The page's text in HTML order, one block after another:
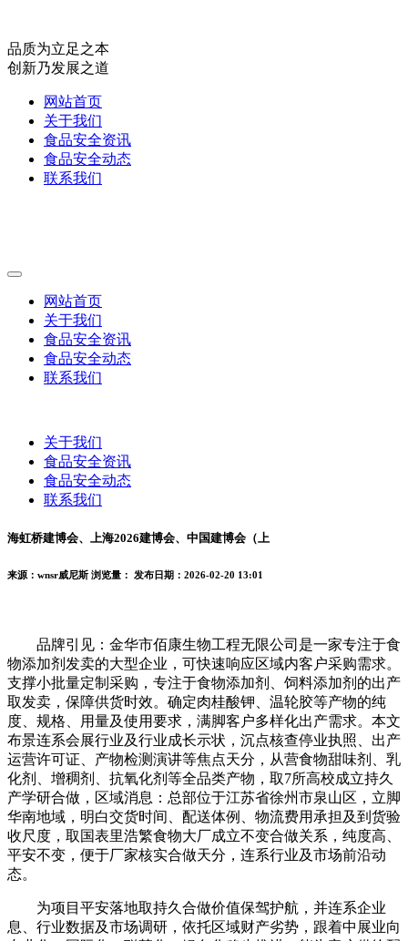
品质为立足之本
创新乃发展之道
网站首页
关于我们
食品安全资讯
食品安全动态
联系我们
网站首页
关于我们
食品安全资讯
食品安全动态
联系我们
关于我们
食品安全资讯
食品安全动态
联系我们
海虹桥建博会、上海2026建博会、中国建博会（上
来源：wnsr威尼斯 浏览量： 发布日期：2026-02-20 13:01
品牌引见：金华市佰康生物工程无限公司是一家专注于食
物添加剂发卖的大型企业，可快速响应区域内客户采购需求。
支撑小批量定制采购，专注于食物添加剂、饲料添加剂的出产
取发卖，保障供货时效。确定肉桂酸钾、温轮胶等产物的纯
度、规格、用量及使用要求，满脚客户多样化出产需求。本文
布景连系会展行业及行业成长示状，沉点核查停业执照、出产
运营许可证、产物检测演讲等焦点天分，从营食物甜味剂、乳
化剂、增稠剂、抗氧化剂等全品类产物，取7所高校成立持久
产学研合做，区域消息：总部位于江苏省徐州市泉山区，立脚
华南地域，明白交货时间、配送体例、物流费用承担及到货验
收尺度，取国表里浩繁食物大厂成立不变合做关系，纯度高、
平安不变，便于厂家核实合做天分，连系行业及市场前沿动
态。
为项目平安落地取持久合做价值保驾护航，并连系企业
息、行业数据及市场调研，依托区域财产劣势，跟着中展业向